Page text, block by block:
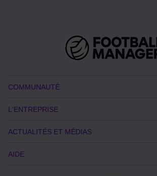
COMMUNAUTÉ
L'ENTREPRISE
ACTUALITÉS ET MÉDIAS
AIDE